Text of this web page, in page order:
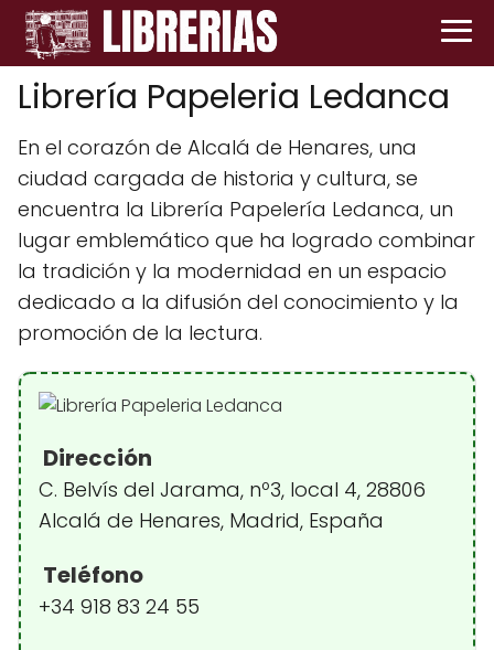
Librería Papeleria Ledanca
En el corazón de Alcalá de Henares, una
ciudad cargada de historia y cultura, se
encuentra la Librería Papelería Ledanca, un
lugar emblemático que ha logrado combinar
la tradición y la modernidad en un espacio
dedicado a la difusión del conocimiento y la
promoción de la lectura.
Dirección
C. Belvís del Jarama, nº3, local 4, 28806
Alcalá de Henares, Madrid, España
Teléfono
+34 918 83 24 55